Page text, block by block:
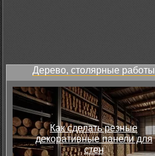
Дерево, столярные работы
Как сделать резные
декоративные панели для
стен